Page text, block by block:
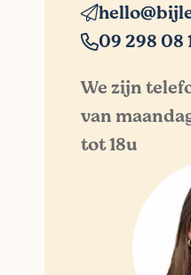
09 298 08
We zijn
van
tot 18u